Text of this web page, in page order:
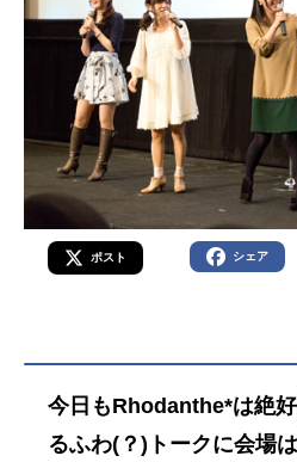
ポスト シェア
今日もRhodanthe*は絶
るふわ(？)トークに会場